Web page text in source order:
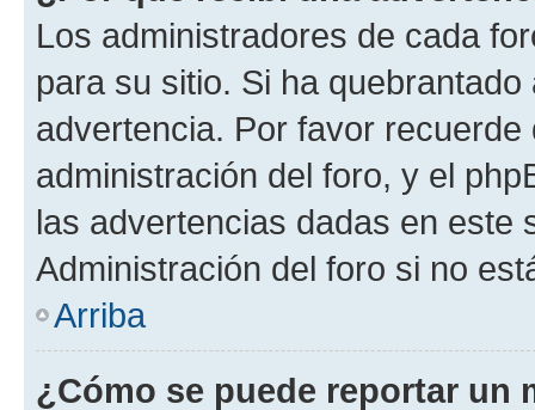
Los administradores de cada
para su sitio. Si ha
advertencia. Por favor
administración del foro, y el
las advertencias dadas en este
Administración del foro si no
Arriba
¿Cómo se puede reportar un